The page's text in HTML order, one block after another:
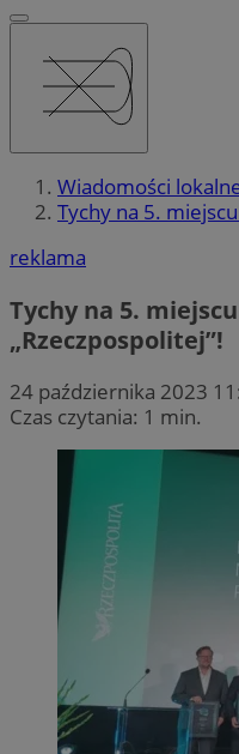
Wiadomości
Tychy na 5.
reklama
Tychy na 5.
„Rzeczpospolitej”!
24 października 2023
Czas czytania: 1 min.